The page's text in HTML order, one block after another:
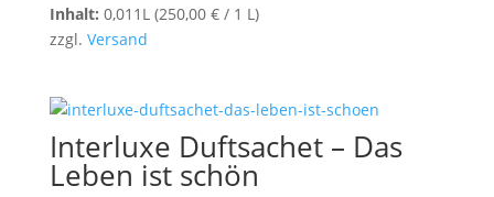
Inhalt: 0,011L (250,00 €/ 1 L)
zzgl. Versand
Interluxe Duftsachet – Das
Leben ist schön